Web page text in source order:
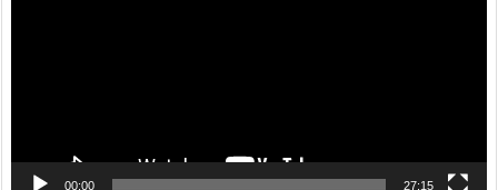
00:00 27:15